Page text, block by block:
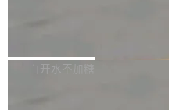
个主 agent 循环，外加一组后
库，并将作为transport接入
白开水不加糖